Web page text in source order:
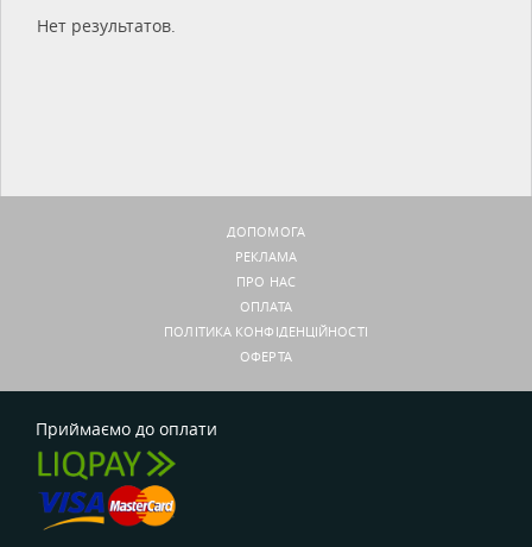
Нет результатов.
ДОПОМОГА
РЕКЛАМА
ПРО НАС
ОПЛАТА
ПОЛІТИКА КОНФІДЕНЦІЙНОСТІ
ОФЕРТА
Приймаємо до оплати